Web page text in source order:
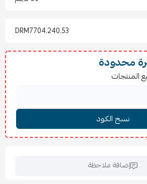
الاستقرار وحماية أفراد العائلة داخل
لمسة فخامة وإشراق للمكان.
DRM7704.240.53
محدودة
إضافة ملاحظة